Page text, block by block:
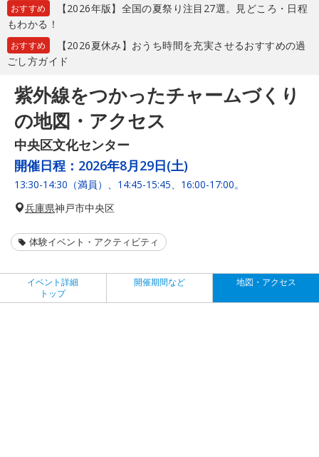
おすすめ
【2026年版】全国の夏祭り注目27選。見どころ・日程
もわかる！
おすすめ
【2026夏休み】おうち時間を充実させるおすすめの過
ごし方ガイド
紫外線をつかったチャームづくり
の地図・アクセス
中央区文化センター
開催日程： 2026年8月29日(土)
13:30-14:30（満員）、14:45-15:45、16:00-17:00。
兵庫県神戸市中央区
体験イベント・アクティビティ
イベント詳細
トップ
開催期間など 地図・アクセス